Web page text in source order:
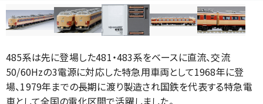
485系は先に登場した481・483系をベースに直流、交流
50/60Hzの3電源に対応した特急用車両として1968年に登
場、1979年までの長期に渡り製造され国鉄を代表する特急電
車として全国の電化区間で活躍しました。